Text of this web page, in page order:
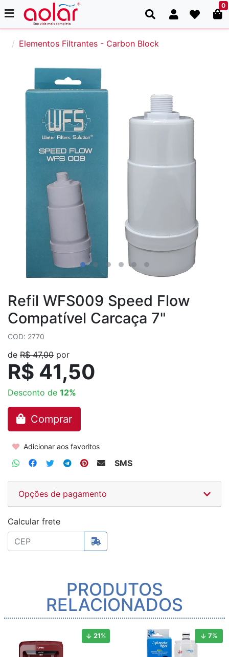
0
Elementos Filtrantes - Carbon Block
Refil WFS009 Speed Flow
Compatível Carcaça 7"
COD: 2770
de R$ 47,00 por
R$ 41,50
Desconto de 12%
Comprar
Adicionar aos favoritos
SMS
Opções de pagamento
Calcular frete
PRODUTOS
RELACIONADOS
21% 7%